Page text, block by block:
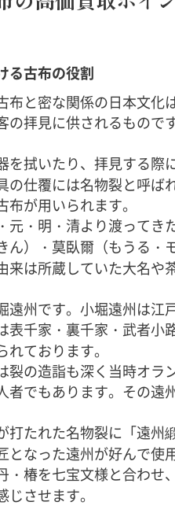
る古布の役割
布と密な関係の日本文化
の拝見に供されるものです
を拭いたり、拝見する際
の仕覆には名物裂と呼ば
布が用いられます。
元・明・清より渡ってき
ん）・莫臥爾（もうる・
来は所蔵していた大名や
遠州です。小堀遠州は江
表千家・裏千家・武者小
れております。
裂の造詣も深く当時オラ
者でもあります。その遠
打たれた名物裂に「遠州
となった遠州が好んで使
・椿を七宝文様と合わせ
じさせます。